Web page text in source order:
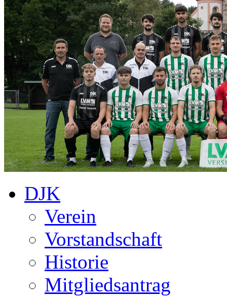
DJK
Verein
Vorstandschaft
Historie
Mitgliedsantrag